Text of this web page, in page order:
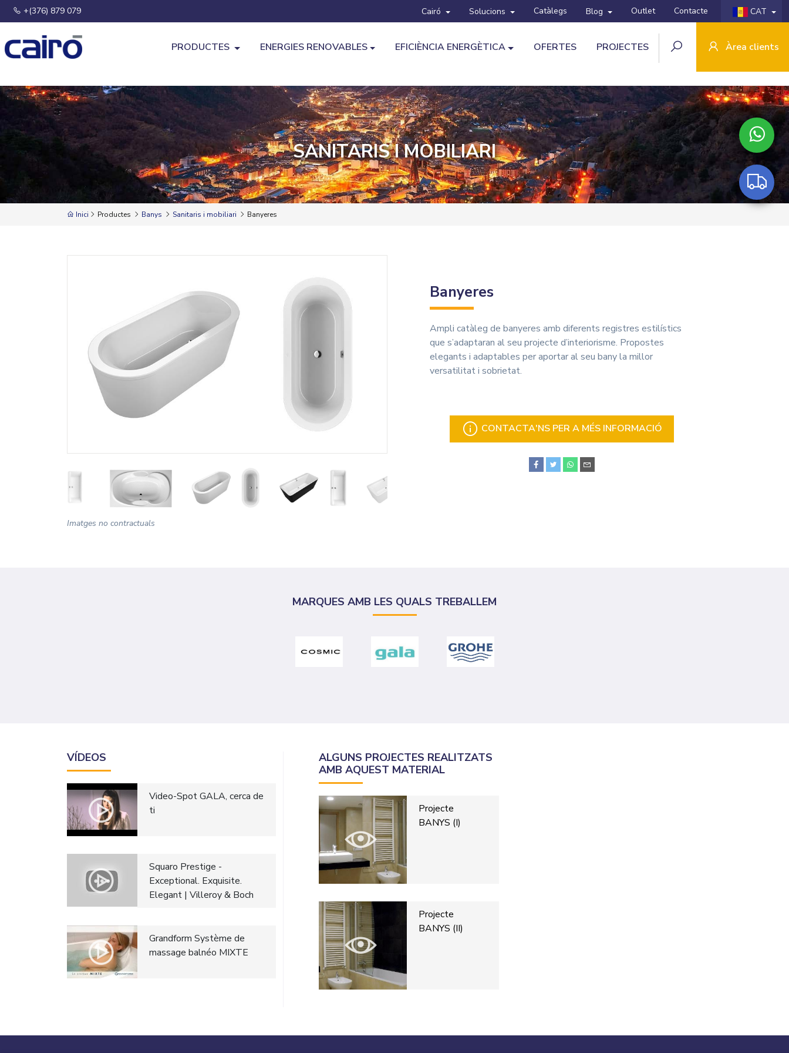
+(376) 879 079 Cairó Solucions Catàlegs Blog Outlet Contacte CAT
PRODUCTES ENERGIES RENOVABLES EFICIÈNCIA ENERGÈTICA OFERTES PROJECTES Àrea clients
SANITARIS I MOBILIARI
Inici Productes Banys Sanitaris i mobiliari Banyeres
Imatges no contractuals
Banyeres
Ampli catàleg de banyeres amb diferents registres estilístics
que s’adaptaran al seu projecte d’interiorisme. Propostes
elegants i adaptables per aportar al seu bany la millor
versatilitat i sobrietat.
CONTACTA'NS PER A MÉS INFORMACIÓ
MARQUES AMB LES QUALS TREBALLEM
VÍDEOS
Video-Spot GALA, cerca de
ti
Squaro Prestige -
Exceptional. Exquisite.
Elegant | Villeroy & Boch
Grandform Système de
massage balnéo MIXTE
ALGUNS PROJECTES REALITZATS
AMB AQUEST MATERIAL
Projecte
BANYS (I)
Projecte
BANYS (II)